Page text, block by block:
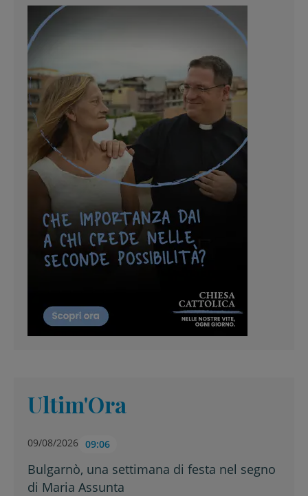
Ultim'Ora
09/08/2026 09:06
Bulgarnò, una settimana di festa nel segno
di Maria Assunta